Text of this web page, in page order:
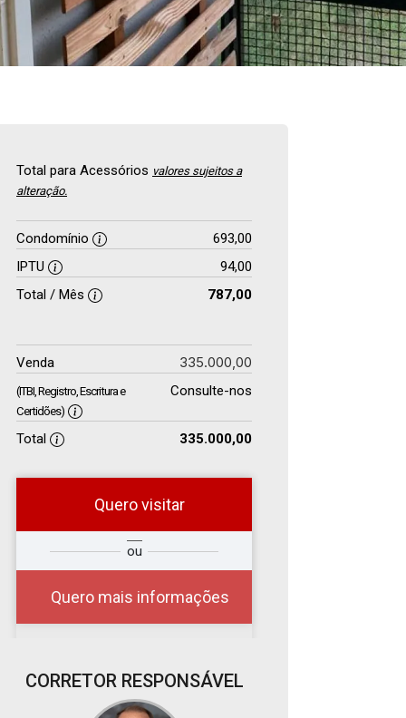
Total para Acessórios valores sujeitos a
alteração.
Condomínio
693,00
IPTU
94,00
Total / Mês
787,00
Venda 335.000,00
(ITBI, Registro, Escritura e
Certidões)
Consulte-nos
Total 335.000,00
Quero visitar
ou
Quero mais informações
Qual o melhor dia e
horário para você?
CORRETOR RESPONSÁVEL